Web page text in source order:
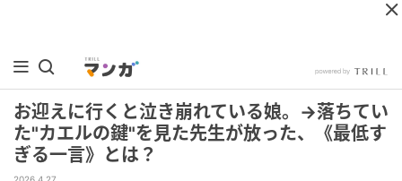
お迎えに行くと泣き崩れている娘。→落ちてい
た"カエルの鍵"を見た先生が放った、《最低す
ぎる一言》とは？